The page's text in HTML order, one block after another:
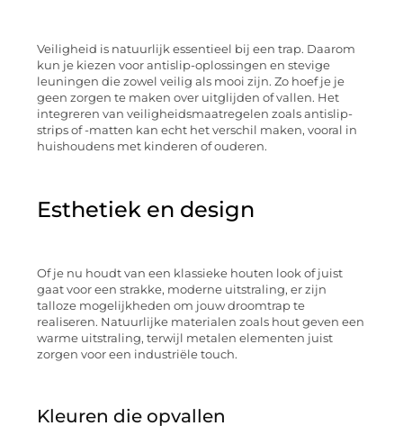
Veiligheid is natuurlijk essentieel bij een trap. Daarom
kun je kiezen voor antislip-oplossingen en stevige
leuningen die zowel veilig als mooi zijn. Zo hoef je je
geen zorgen te maken over uitglijden of vallen. Het
integreren van veiligheidsmaatregelen zoals antislip-
strips of -matten kan echt het verschil maken, vooral in
huishoudens met kinderen of ouderen.
Esthetiek en design
Of je nu houdt van een klassieke houten look of juist
gaat voor een strakke, moderne uitstraling, er zijn
talloze mogelijkheden om jouw droomtrap te
realiseren. Natuurlijke materialen zoals hout geven een
warme uitstraling, terwijl metalen elementen juist
zorgen voor een industriële touch.
Kleuren die opvallen